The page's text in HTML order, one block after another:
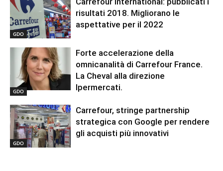
GDO
risultati 2018. Migliorano le
aspettative per il 2022
GDO
Forte accelerazione della
omnicanalità di Carrefour France.
La Cheval alla direzione
Ipermercati.
GDO
Carrefour, stringe partnership
strategica con Google per rendere
gli acquisti più innovativi